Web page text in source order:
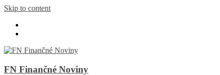
Skip to content
FN Finančné Noviny